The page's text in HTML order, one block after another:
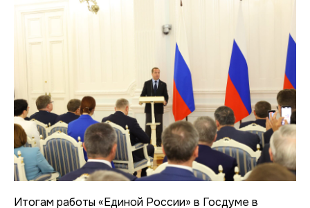
Итогам работы «Единой России» в Госдуме в